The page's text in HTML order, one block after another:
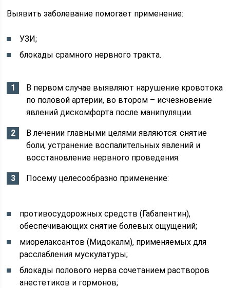
Выявить заболевание помогает применение:
УЗИ;
блокады срамного нервного тракта.
В первом случае выявляют нарушение кровотока
по половой артерии, во втором – исчезновение
явлений дискомфорта после манипуляции.
В лечении главными целями являются: снятие
боли, устранение воспалительных явлений и
восстановление нервного проведения.
Посему целесообразно применение:
противосудорожных средств (Габапентин),
обеспечивающих снятие болевых ощущений;
миорелаксантов (Мидокалм), применяемых для
расслабления мускулатуры;
блокады полового нерва сочетанием растворов
анестетиков и гормонов;